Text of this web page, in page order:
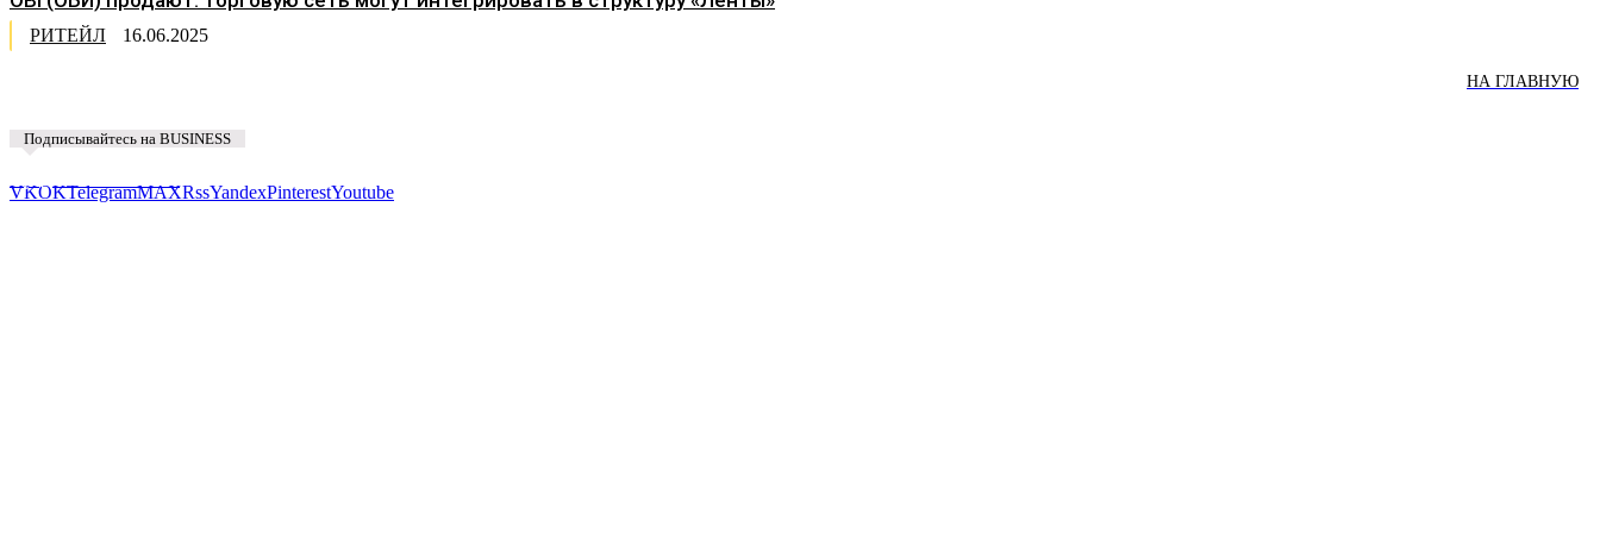
РИТЕЙЛ 16.06.2025
НА ГЛАВНУЮ
Подписывайтесь на BUSINESS
VKOKTelegramMAXRssYandexPinterestYoutube